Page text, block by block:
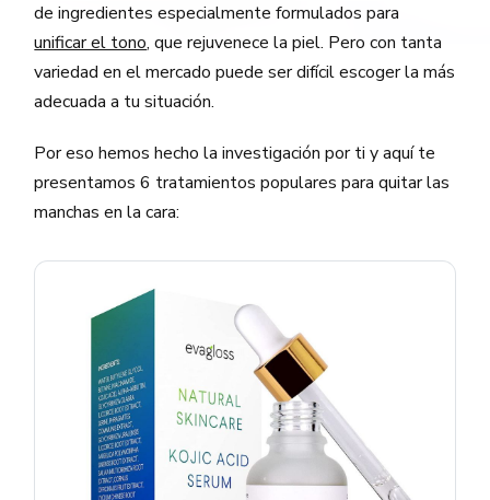
de ingredientes especialmente formulados para
unificar el tono, que rejuvenece la piel. Pero con tanta
variedad en el mercado puede ser difícil escoger la más
adecuada a tu situación.
Por eso hemos hecho la investigación por ti y aquí te
presentamos 6 tratamientos populares para quitar las
manchas en la cara: